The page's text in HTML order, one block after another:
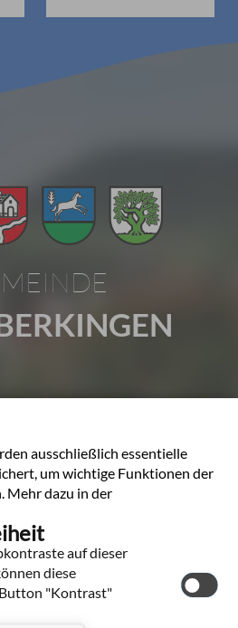
0 | Fax: 07331 2009-37
schreiben
Öffnungszeiten
Sprache
ausschließlich essentielle
um wichtige Funktionen der
Mehr dazu in der
auf dieser
diese
"Kontrast"